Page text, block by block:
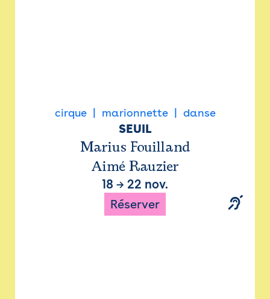
cirque marionnette danse
SEUIL
Marius Fouilland
Aimé Rauzier
18 → 22 nov.
Réserver